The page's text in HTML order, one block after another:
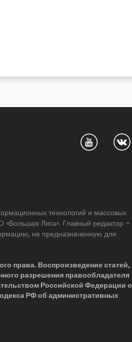
технологий и массовых
Лига». Главный редактор –
не предназначенную для
права. Воспроизведение статей,
разрешения правообладателя
Российской Федерации о
РФ об административных